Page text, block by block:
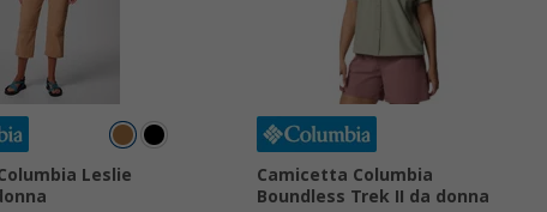
Leslie
Camicetta Columbia
Boundless Trek II da donna